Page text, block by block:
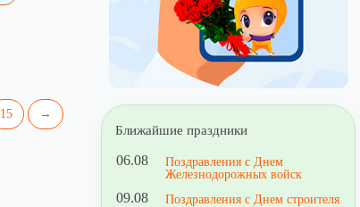
15 →
Ближайшие праздники
06.08
Поздравления с Днем
Железнодорожных войск
09.08
Поздравления с Днем строителя